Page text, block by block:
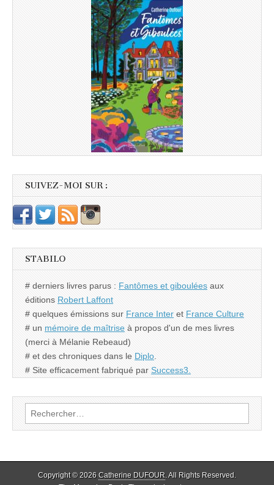
SUIVEZ-MOI SUR :
STABILO
# derniers livres parus : Fantômes et giboulées aux
éditions Robert Laffont
# quelques émissions sur France Inter et France Culture
# un mémoire de maîtrise à propos d'un de mes livres
(merci à Mélanie Rebeaud)
# et des chroniques dans le Diplo
# Site efficacement fabriqué par Success3.
Rechercher :
Copyright © 2026 Catherine DUFOUR. All Rights Reserved.